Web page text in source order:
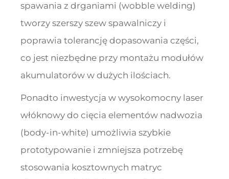
spawania z drganiami (wobble welding)
tworzy szerszy szew spawalniczy i
poprawia tolerancję dopasowania części,
co jest niezbędne przy montażu modułów
akumulatorów w dużych ilościach.
Ponadto inwestycja w wysokomocny laser
włóknowy do cięcia elementów nadwozia
(body-in-white) umożliwia szybkie
prototypowanie i zmniejsza potrzebę
stosowania kosztownych matryc